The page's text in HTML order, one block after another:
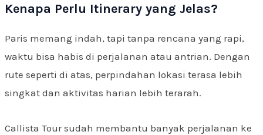
Kenapa Perlu Itinerary yang Jelas?
Paris memang indah, tapi tanpa rencana yang rapi,
waktu bisa habis di perjalanan atau antrian. Dengan
rute seperti di atas, perpindahan lokasi terasa lebih
singkat dan aktivitas harian lebih terarah.
Callista Tour sudah membantu banyak perjalanan ke